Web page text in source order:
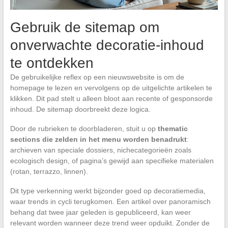
Gebruik de sitemap om
onverwachte decoratie-inhoud
te ontdekken
De gebruikelijke reflex op een nieuwswebsite is om de
homepage te lezen en vervolgens op de uitgelichte artikelen te
klikken. Dit pad stelt u alleen bloot aan recente of gesponsorde
inhoud. De sitemap doorbreekt deze logica.
Door de rubrieken te doorbladeren, stuit u op thematic
sections die zelden in het menu worden benadrukt:
archieven van speciale dossiers, nichecategorieën zoals
ecologisch design, of pagina’s gewijd aan specifieke materialen
(rotan, terrazzo, linnen).
Dit type verkenning werkt bijzonder goed op decoratiemedia,
waar trends in cycli terugkomen. Een artikel over panoramisch
behang dat twee jaar geleden is gepubliceerd, kan weer
relevant worden wanneer deze trend weer opduikt. Zonder de